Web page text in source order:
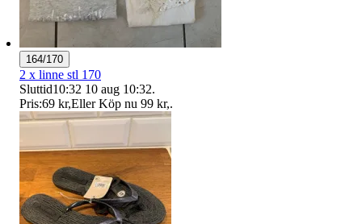
164/170
2 x linne stl 170
Sluttid10:32 10 aug 10:32.
Pris:69 kr,Eller Köp nu 99 kr,.